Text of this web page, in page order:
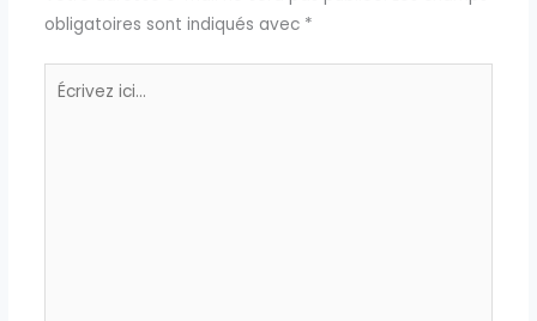
obligatoires sont indiqués avec *
Écrivez